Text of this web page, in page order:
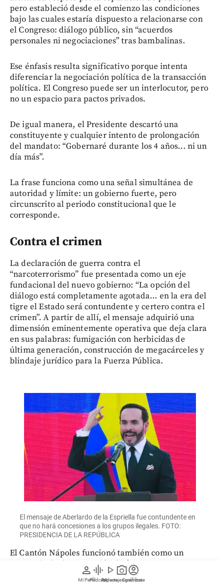
person
Mi Perfil
graphic_eq
Pódcast
play_arrow
Videos
photo_camera
Reportajes gráficos
account_circle
Suscríbete
pero estableció desde el comienzo las condiciones
bajo las cuales estaría dispuesto a relacionarse con
el Congreso: diálogo público, sin “acuerdos
personales ni negociaciones” tras bambalinas.
Ese énfasis resulta significativo porque intenta
diferenciar la negociación política de la transacción
política. El Congreso puede ser un interlocutor, pero
no un espacio para pactos privados.
De igual manera, el Presidente descartó una
constituyente y cualquier intento de prolongación
del mandato: “Gobernaré durante los 4 años... ni un
día más”.
La frase funciona como una señal simultánea de
autoridad y límite: un gobierno fuerte, pero
circunscrito al periodo constitucional que le
corresponde.
Contra el crimen
La declaración de guerra contra el
“narcoterrorismo” fue presentada como un eje
fundacional del nuevo gobierno: “La opción del
diálogo está completamente agotada... en la era del
tigre el Estado será contundente y certero contra el
crimen”. A partir de allí, el mensaje adquirió una
dimensión eminentemente operativa que deja clara
en sus palabras: fumigación con herbicidas de
última generación, construcción de megacárceles y
blindaje jurídico para la Fuerza Pública.
El mensaje de Aberlardo de la Espriella fue contundente en
que no hará concesiones a los grupos ilegales. FOTO:
PRESIDENCIA DE LA REPÚBLICA
El Cantón Nápoles funcionó también como un
escenario de demostración de fuerza y guerra.
Helicópteros Black Hawk, vehículos acorazados de